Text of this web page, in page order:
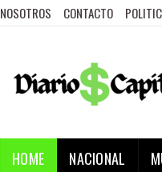
NOSOTROS CONTACTO
HOME NACIONAL